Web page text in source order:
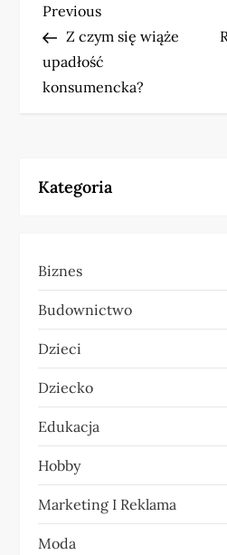
N
a
w
g
c
j
a
w
p
i
s
u
Previous
Post
Previous
Z czym się wiąże
upadłość
konsumencka?
Kategoria
Biznes
Budownictwo
Dzieci
Dziecko
Edukacja
Hobby
Marketing I Reklama
Moda